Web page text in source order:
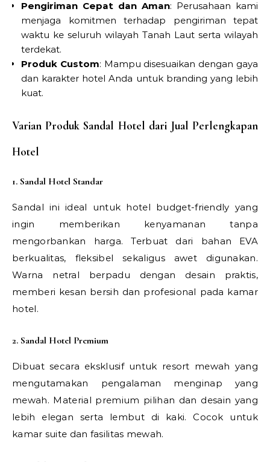
Pengiriman Cepat dan Aman: Perusahaan kami
menjaga komitmen terhadap pengiriman tepat
waktu ke seluruh wilayah Tanah Laut serta wilayah
terdekat.
Produk Custom: Mampu disesuaikan dengan gaya
dan karakter hotel Anda untuk branding yang lebih
kuat.
Varian Produk Sandal Hotel dari Jual Perlengkapan
Hotel
1. Sandal Hotel Standar
Sandal ini ideal untuk hotel budget-friendly yang
ingin memberikan kenyamanan tanpa
mengorbankan harga. Terbuat dari bahan EVA
berkualitas, fleksibel sekaligus awet digunakan.
Warna netral berpadu dengan desain praktis,
memberi kesan bersih dan profesional pada kamar
hotel.
2. Sandal Hotel Premium
Dibuat secara eksklusif untuk resort mewah yang
mengutamakan pengalaman menginap yang
mewah. Material premium pilihan dan desain yang
lebih elegan serta lembut di kaki. Cocok untuk
kamar suite dan fasilitas mewah.